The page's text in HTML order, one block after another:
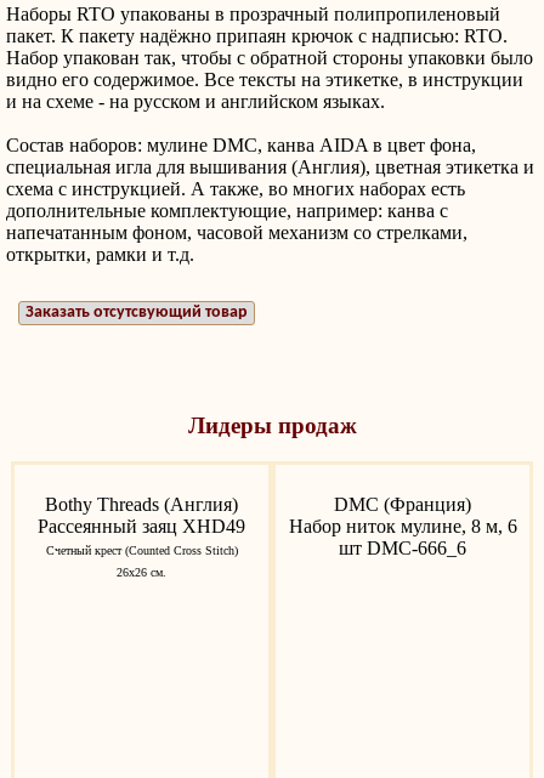
Наборы RTO упакованы в прозрачный полипропиленовый
пакет. К пакету надёжно припаян крючок с надписью: RTO.
Набор упакован так, чтобы с обратной стороны упаковки было
видно его содержимое. Все тексты на этикетке, в инструкции
и на схеме - на русском и английском языках.
Состав наборов: мулине DMC, канва AIDA в цвет фона,
специальная игла для вышивания (Англия), цветная этикетка и
схема с инструкцией. А также, во многих наборах есть
дополнительные комплектующие, например: канва с
напечатанным фоном, часовой механизм со стрелками,
открытки, рамки и т.д.
Заказать отсутсвующий товар
Лидеры продаж
Bothy Threads (Англия)
Рассеянный заяц XHD49
Счетный крест (Counted Cross Stitch)
26х26 см.
DMC (Франция)
Набор ниток мулине, 8 м, 6
шт DMC-666_6